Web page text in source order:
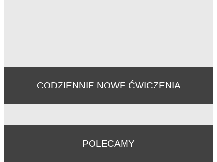
CODZIENNIE NOWE ĆWICZENIA
POLECAMY